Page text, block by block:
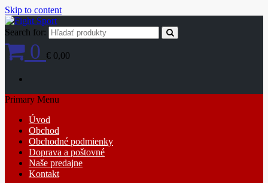
Skip to content
Search for:
0 € 0,00
Primary Menu
Úvod
Obchod
Obchodné podmienky
Doprava a poštovné
Naše predajne
Kontakt